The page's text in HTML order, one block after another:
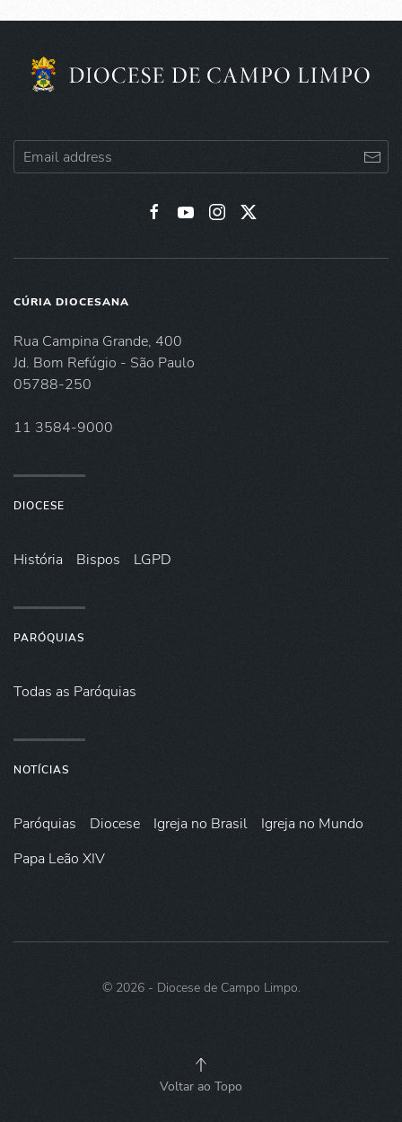
CÚRIA DIOCESANA
Rua Campina Grande, 400
Jd. Bom Refúgio - São Paulo
05788-250
11 3584-9000
DIOCESE
História Bispos LGPD
PARÓQUIAS
Todas as Paróquias
NOTÍCIAS
Paróquias Diocese Igreja no Brasil
Igreja no Mundo
Papa Leão XIV
© 2026- Diocese de Campo Limpo.
Voltar ao Topo